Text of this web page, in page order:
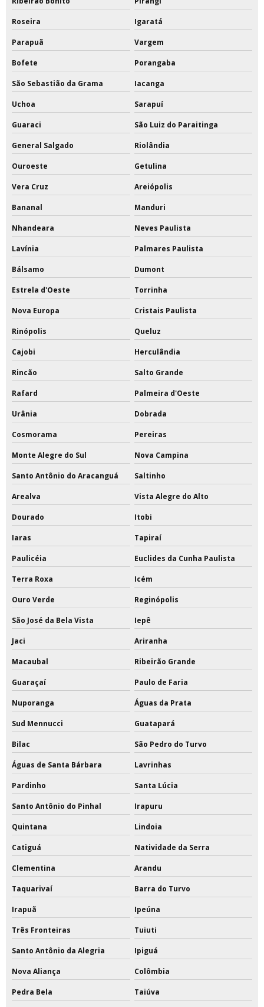
Roseira Igaratá
Parapuã Vargem
Bofete Porangaba
São Sebastião da Grama Iacanga
Uchoa Sarapuí
Guaraci São Luiz do Paraitinga
General Salgado Riolândia
Ouroeste Getulina
Vera Cruz Areiópolis
Bananal Manduri
Nhandeara Neves Paulista
Lavínia Palmares Paulista
Bálsamo Dumont
Estrela d'Oeste Torrinha
Nova Europa Cristais Paulista
Rinópolis Queluz
Cajobi Herculândia
Rincão Salto Grande
Rafard Palmeira d'Oeste
Urânia Dobrada
Cosmorama Pereiras
Monte Alegre do Sul Nova Campina
Santo Antônio do Aracanguá Saltinho
Arealva Vista Alegre do Alto
Dourado Itobi
Iaras Tapiraí
Paulicéia Euclides da Cunha Paulista
Terra Roxa Icém
Ouro Verde Reginópolis
São José da Bela Vista Iepê
Jaci Ariranha
Macaubal Ribeirão Grande
Guaraçaí Paulo de Faria
Nuporanga Águas da Prata
Sud Mennucci Guatapará
Bilac São Pedro do Turvo
Águas de Santa Bárbara Lavrinhas
Pardinho Santa Lúcia
Santo Antônio do Pinhal Irapuru
Quintana Lindoia
Catiguá Natividade da Serra
Clementina Arandu
Taquarivaí Barra do Turvo
Irapuã Ipeúna
Três Fronteiras Tuiuti
Santo Antônio da Alegria Ipiguá
Nova Aliança Colômbia
Pedra Bela Taiúva